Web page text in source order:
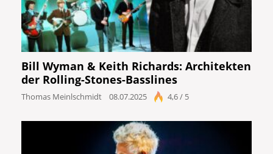
Bill Wyman & Keith Richards: Architekten
der Rolling-Stones-Basslines
Thomas Meinlschmidt 08.07.2025 4,6 / 5